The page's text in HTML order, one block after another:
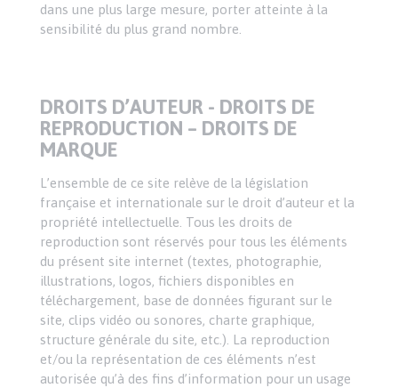
dans une plus large mesure, porter atteinte à la
sensibilité du plus grand nombre.
DROITS D’AUTEUR - DROITS DE
REPRODUCTION – DROITS DE
MARQUE
L’ensemble de ce site relève de la législation
française et internationale sur le droit d’auteur et la
propriété intellectuelle. Tous les droits de
reproduction sont réservés pour tous les éléments
du présent site internet (textes, photographie,
illustrations, logos, fichiers disponibles en
téléchargement, base de données figurant sur le
site, clips vidéo ou sonores, charte graphique,
structure générale du site, etc.). La reproduction
et/ou la représentation de ces éléments n’est
autorisée qu’à des fins d’information pour un usage